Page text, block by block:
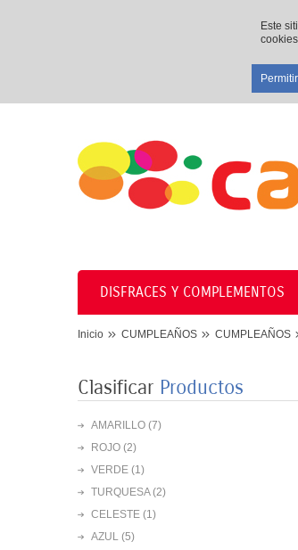
Este
Permitir
DISFRACES Y COMPLEMENTOS
Inicio CUMPLEAÑOS CUMPLEAÑOS
Clasificar Productos
AMARILLO (7)
ROJO (2)
VERDE (1)
TURQUESA(2)
CELESTE (1)
AZUL (5)